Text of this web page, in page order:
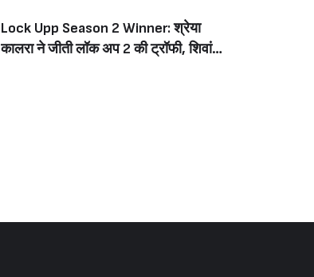
Lock Upp Season 2 Winner: श्रेया
कालरा ने जीती लॉक अप 2 की ट्रॉफी, शिवांगी